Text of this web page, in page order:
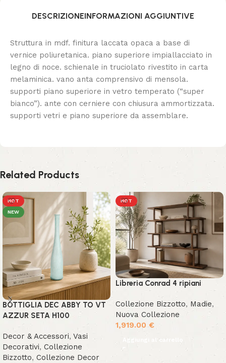
DESCRIZIONEINFORMAZIONI AGGIUNTIVE
Struttura in mdf. finitura laccata opaca a base di
vernice poliuretanica. piano superiore impiallacciato in
legno di noce. schienale in truciolato rivestito in carta
melaminica. vano anta comprensivo di mensola.
supporti piano superiore in vetro temperato (“super
bianco”). ante con cerniere con chiusura ammortizzata.
supporti vetri e piano superiore da assemblare.
Related Products
HOT
NEW
BOTTIGLIA DEC ABBY TO VT
AZZUR SETA H100
Decor & Accessori, Vasi
Decorativi, Collezione
Bizzotto, Collezione Decor
HOT
Libreria Conrad 4 ripiani
Collezione Bizzotto, Madie,
Nuova Collezione
1,919.00 €
Aggiungi al carrello